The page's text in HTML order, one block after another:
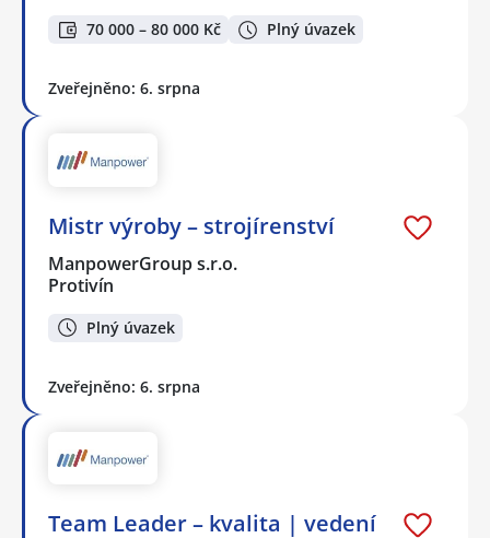
70 000 – 80 000 Kč Plný úvazek
Zveřejněno: 6. srpna
Mistr výroby – strojírenství
ManpowerGroup s.r.o.
Protivín
Plný úvazek
Zveřejněno: 6. srpna
Team Leader – kvalita | vedení